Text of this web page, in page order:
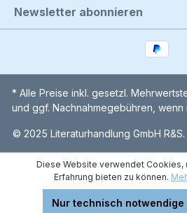
Newsletter abonnieren
* Alle Preise inkl. gesetzl.
und ggf. Nachnahmegebühren,
© 2025 Literaturhandlung GmbH
Diese Website verwendet Cookies,
Erfahrung bieten zu können.
Nur technisch notwendige